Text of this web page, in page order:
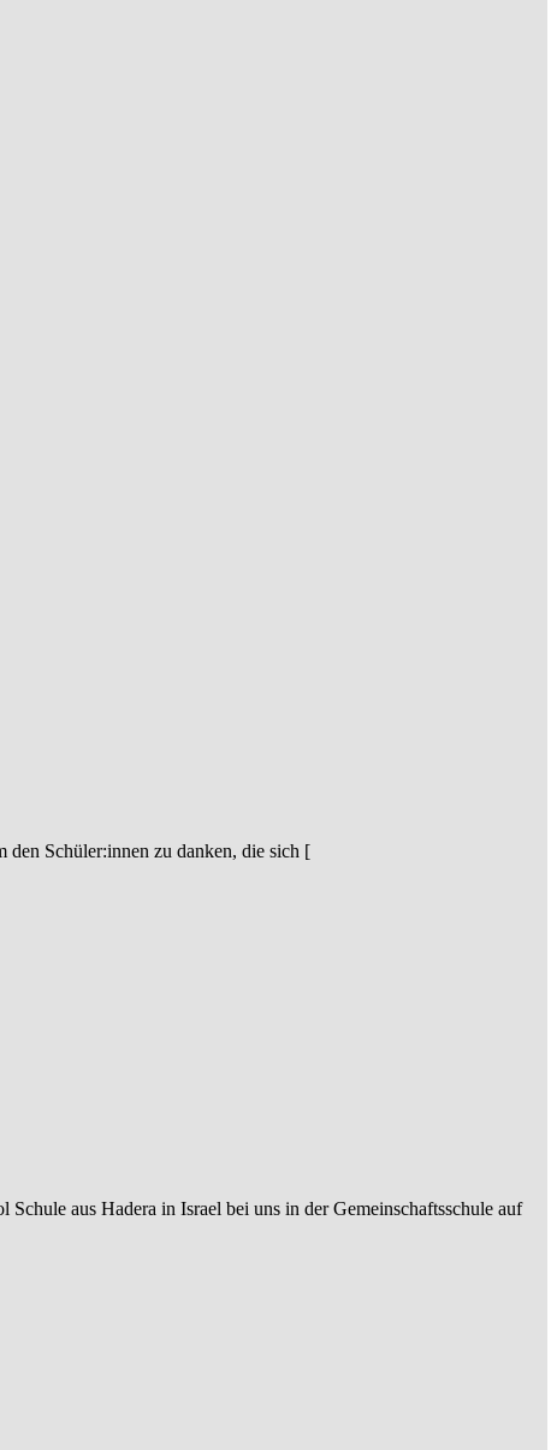
Schüler:innen zu danken, die sich [
aus Hadera in Israel bei uns in der Gemeinschaftsschule auf